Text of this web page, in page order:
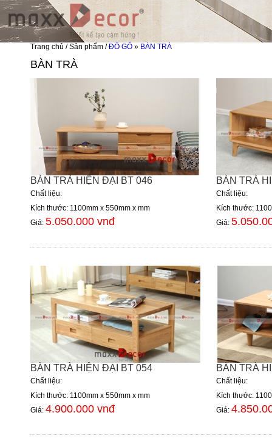
Trang chủ / Sản phẩm /ĐỒ GỖ » BÀN TRÀ
BÀN TRÀ
BÀN TRÀ HIỆN ĐẠI BT 046
Chất liệu:
Kích thước: 1100mm x 550mm x mm
Giá: 5.050.000 vnđ
BÀN TRÀ
Chất liệu:
Kích thước:
Giá:
BÀN TRÀ HIỆN ĐẠI BT 054
Chất liệu:
Kích thước: 1100mm x 550mm x mm
Giá: 4.900.000 vnđ
BÀN TRÀ
Chất liệu:
Kích thước:
Giá: